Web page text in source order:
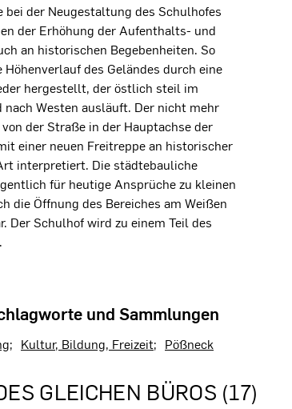
bei der Neugestaltung des Schulhofes
der Erhöhung der Aufenthalts- und
an historischen Begebenheiten. So
des Geländes durch eine
hergestellt, der östlich steil im
nach Westen ausläuft. Der nicht mehr
der Straße in der Hauptachse der
einer neuen Freitreppe an historischer
interpretiert. Die städtebauliche
für heutige Ansprüche zu kleinen
die Öffnung des Bereiches am Weißen
Der Schulhof wird zu einem Teil des
und Sammlungen
Kultur, Bildung, Freizeit Pößneck
GLEICHEN BÜROS (17)